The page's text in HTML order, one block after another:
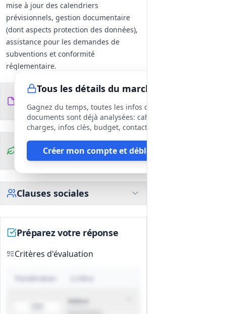
mise à jour des calendriers
prévisionnels, gestion documentaire
(dont aspects protection des données),
assistance pour les demandes de
subventions et conformité
réglementaire.
Mission organisée en tranche ferme et
tranche optionnelle, prestations non
alloties (un seul marché MOE).
Rédaction des pièces contractuelles
techniques et assistance pour la
contractualisation des entreprises de
travaux.
Tous les détails du marché
Gagnez du temps, toutes les infos des
documents sont déjà analysées: cahier des
charges, infos clés, budget, contact, etc
Créer mon compte et débloquer
Documents du
DCE
fichiers
Clauses
environnementales
Clauses sociales
Préparez votre réponse
Critères d'évaluation
Pondération Critère
Valeur